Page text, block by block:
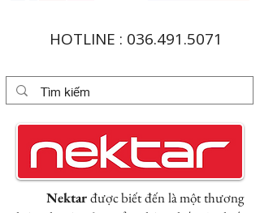
HOTLINE : 036.491.5071
Nektarđược biết đến là một thương